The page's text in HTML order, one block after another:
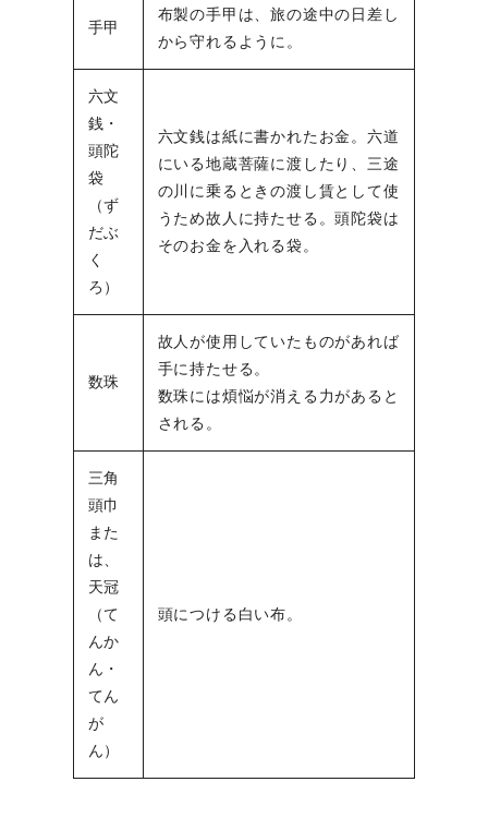
手甲
布製の手甲は、旅の途中の日差し
から守れるように。
六文
銭・
頭陀
袋
（ず
だぶ
く
ろ）
六文銭は紙に書かれたお金。六道
にいる地蔵菩薩に渡したり、三途
の川に乗るときの渡し賃として使
うため故人に持たせる。頭陀袋は
そのお金を入れる袋。
数珠
故人が使用していたものがあれば
手に持たせる。
数珠には煩悩が消える力があると
される。
三角
頭巾
また
は、
天冠
（て
んか
ん・
てん
が
ん）
頭につける白い布。